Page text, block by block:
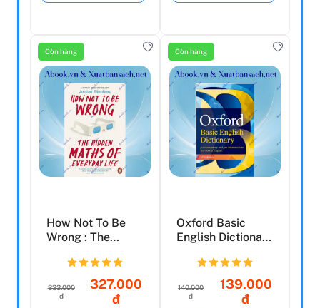
Còn hàng
How Not To Be
Wrong : The
Everyday...
333.000
đ
327.000
đ
Còn hàng
Oxford Basic
English Dictionary
140.000
đ
139.000
đ